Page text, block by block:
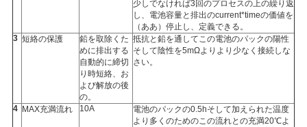
少しでなければ3回のプロセスの上の繰り返
し、電池容量と排出のcurrent*timeの価値を
（ああ）停止し、定義できる。
3 短絡の保護
鉛を取除くた
めに排出する
自動的に締切
り時短絡、お
よび解放の後
の。
抵抗と鉛を通してこの電池のパックの陽性
そして陰性を5mΩよりより少なく接続しな
さい。
4 MAX充満流れ 10A
電池のパックの0.5hそして加えられた温度
より多くのためのこの流れとの充満20℃よ